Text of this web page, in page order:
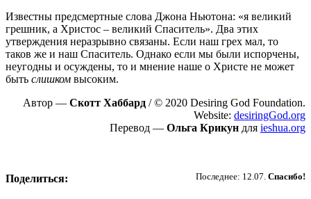
Известны предсмертные слова Джона Ньютона: «я великий
грешник, а Христос – великий Спаситель». Два этих
утверждения неразрывно связаны. Если наш грех мал, то
таков же и наш Спаситель. Однако если мы были испорчены,
неугодны и осуждены, то и мнение наше о Христе не может
быть слишком высоким.
Автор — Скотт Хаббард / © 2020 Desiring God Foundation.
Website: desiringGod.org
Перевод — Ольга Крикун для ieshua.org
Последнее: 12.07. Спасибо!
Поделиться: